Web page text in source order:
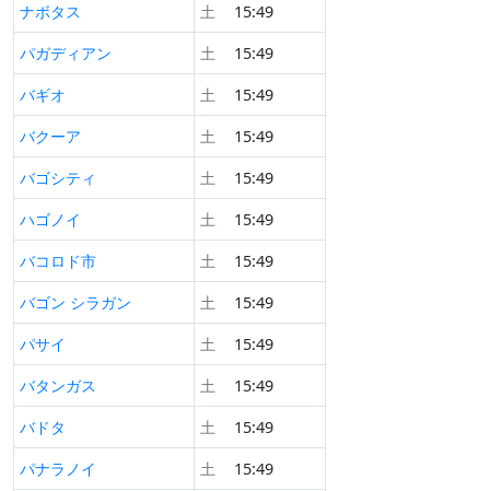
ナボタス
土
15:49
パガディアン
土
15:49
バギオ
土
15:49
バクーア
土
15:49
バゴシティ
土
15:49
ハゴノイ
土
15:49
バコロド市
土
15:49
バゴン シラガン
土
15:49
パサイ
土
15:49
バタンガス
土
15:49
バドタ
土
15:49
パナラノイ
土
15:49